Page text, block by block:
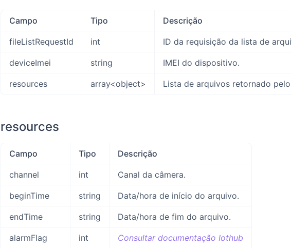
Campo Tipo Descrição
fileListRequestId int ID da requisição da lista de
deviceImei string IMEI do dispositivo.
resources array<object> Lista de arquivos retornado
resources
Campo Tipo Descrição
channel int Canal da câmera.
beginTime string Data/hora de início do arquivo.
endTime string Data/hora de fim do arquivo.
alarmFlag int Consultar documentação Iothub